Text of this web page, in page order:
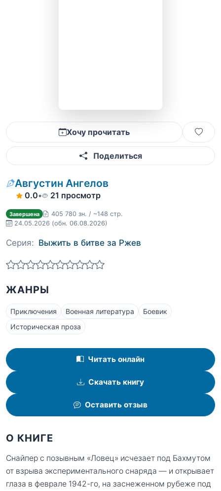
Хочу прочитать
Поделиться
Августин Ангелов
0.0• 21 просмотр
Завершена
405 780 зн. / ~148 стр.
24.05.2026 (обн. 06.08.2026)
Серия: Выжить в битве за Ржев
ЖАНРЫ
Приключения Военная литература
Боевик
Историческая проза
Читать онлайн
Скачать книгу
Оставить отзыв
О КНИГЕ
Снайпер с позывным «Ловец» исчезает под Бахмутом
от взрыва экспериментального снаряда — и открывает
глаза в феврале 1942-го, на заснеженном рубеже под